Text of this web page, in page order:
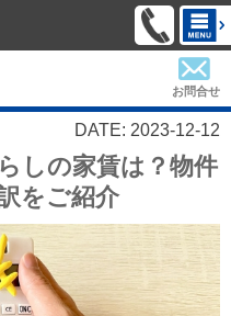
お問合せ
DATE: 2023-12-12
しの家賃は？物件
をご紹介